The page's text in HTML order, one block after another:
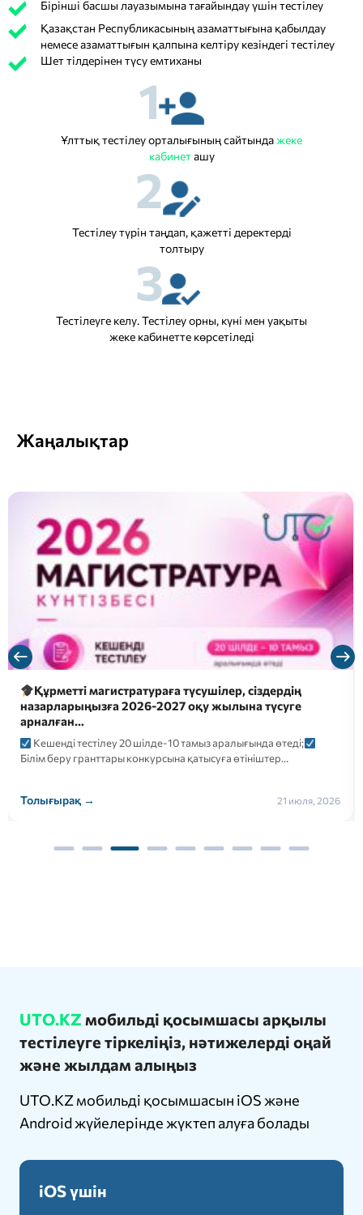
Бірінші басшы лауазымына тағайындау үшін тестілеу
Қазақстан Республикасының азаматтығына қабылдау
немесе азаматтығын қалпына келтіру кезіндегі тестілеу
Шет тілдерінен түсу емтиханы
1
Ұлттық тестілеу орталығының сайтындажеке
кабинеташу
2
Тестілеу түрін таңдап, қажетті деректерді
толтыру
3
Тестілеуге келу. Тестілеу орны, күні мен уақыты
жеке кабинетте көрсетіледі
Жаңалықтар
Құрметті магистратураға түсушілер, сіздердің
назарларыңызға 2026-2027 оқу жылына түсуге
арналған…
Кешенді тестілеу 20 шілде-10 тамыз аралығында өтеді;
Білім беру гранттары конкурсына қатысуға өтініштер…
Толығырақ → 21 июля, 2026
UTO.KZ мобильді қосымшасы арқылы
тестілеуге тіркеліңіз, нәтижелерді оңай
және жылдам алыңыз
UTO.KZ мобильді қосымшасын iOS және
Android жүйелерінде жүктеп алуға болады
iOS үшін